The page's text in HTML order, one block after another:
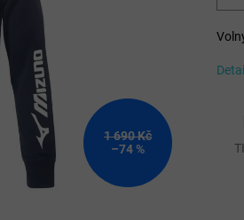
1 690 Kč
–74 %